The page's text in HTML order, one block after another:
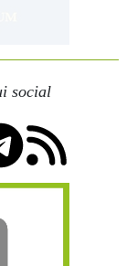
social